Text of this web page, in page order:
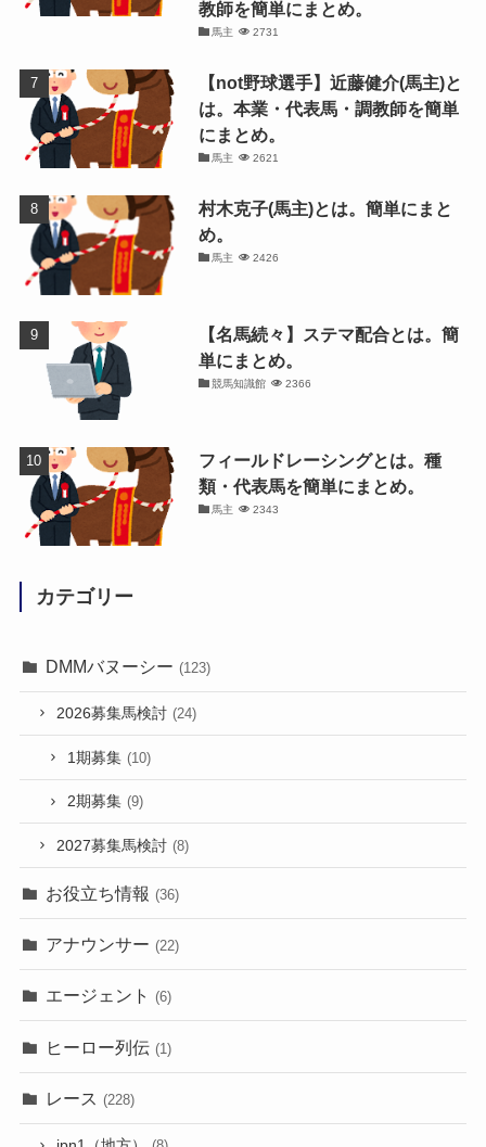
教師を簡単にまとめ。
馬主 2731
【not野球選手】近藤健介(馬主)と
は。本業・代表馬・調教師を簡単
にまとめ。
馬主 2621
村木克子(馬主)とは。簡単にまと
め。
馬主 2426
【名馬続々】ステマ配合とは。簡
単にまとめ。
競馬知識館 2366
フィールドレーシングとは。種
類・代表馬を簡単にまとめ。
馬主 2343
カテゴリー
DMMバヌーシー (123)
2026募集馬検討 (24)
1期募集 (10)
2期募集 (9)
2027募集馬検討 (8)
お役立ち情報 (36)
アナウンサー (22)
エージェント (6)
ヒーロー列伝 (1)
レース (228)